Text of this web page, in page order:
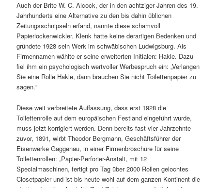
Auch der Brite W. C. Alcock, der in den achtziger Jahren des 19.
Jahrhunderts eine Alternative zu den bis dahin üblichen
Zeitungsschnipseln erfand, nannte diese schamvoll
Papierlockenwickler. Klenk hatte keine derartigen Bedenken und
gründete 1928 sein Werk im schwäbischen Ludwigsburg. Als
Firmennamen wählte er seine erweiterten Initialen: Hakle. Dazu
fiel ihm ein psychologisch wertvoller Werbespruch ein: „Verlangen
Sie eine Rolle Hakle, dann brauchen Sie nicht Toilettenpapier zu
sagen.“
Diese weit verbreitete Auffassung, dass erst 1928 die
Toilettenrolle auf dem europäischen Festland eingeführt wurde,
muss jetzt korrigiert werden. Denn bereits fast vier Jahrzehnte
zuvor, 1891, wirbt Theodor Bergmann, Geschäftsführer der
Eisenwerke Gaggenau, in einer Firmenbroschüre für seine
Toilettenrollen: „Papier-Perforier-Anstalt, mit 12
Specialmaschinen, fertigt pro Tag über 2000 Rollen gelochtes
Closetpapier und ist bis heute wohl auf dem ganzen Kontinent die